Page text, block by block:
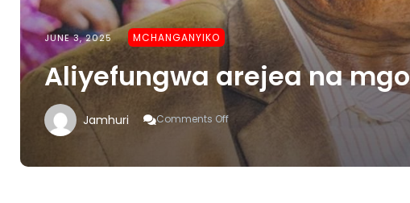
JUNE 3, 2025 MCHANGANYIKO
Aliyefungwa arejea na
Jamhuri Comments Off
Aliyefungwa
Arejea
Na